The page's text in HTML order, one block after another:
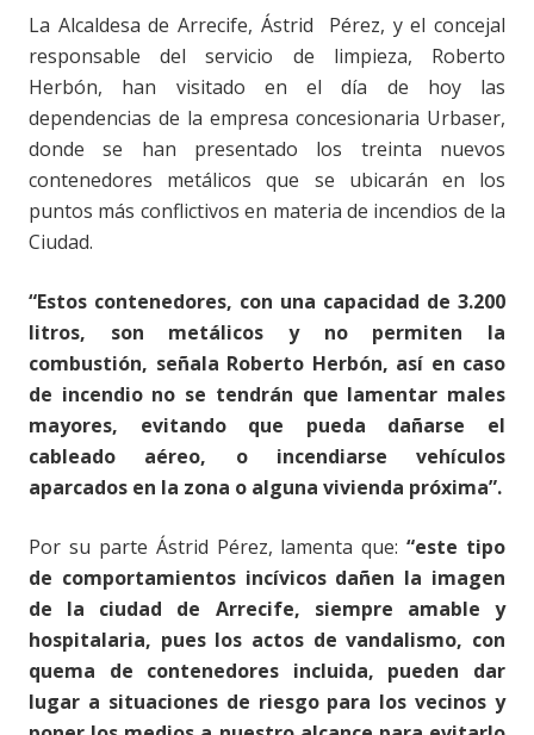
La Alcaldesa de Arrecife, Ástrid Pérez, y el concejal
responsable del servicio de limpieza, Roberto
Herbón, han visitado en el día de hoy las
dependencias de la empresa concesionaria Urbaser,
donde se han presentado los treinta nuevos
contenedores metálicos que se ubicarán en los
puntos más conflictivos en materia de incendios de la
Ciudad.
“Estos contenedores, con una capacidad de 3.200
litros, son metálicos y no permiten la
combustión, señala Roberto Herbón, así en caso
de incendio no se tendrán que lamentar males
mayores, evitando que pueda dañarse el
cableado aéreo, o incendiarse vehículos
aparcados en la zona o alguna vivienda próxima”.
Por su parte Ástrid Pérez, lamenta que: “este tipo
de comportamientos incívicos dañen la imagen
de la ciudad de Arrecife, siempre amable y
hospitalaria, pues los actos de vandalismo, con
quema de contenedores incluida, pueden dar
lugar a situaciones de riesgo para los vecinos y